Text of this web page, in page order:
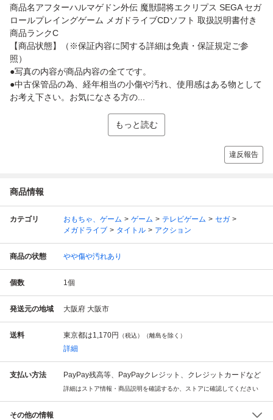
商品名アフターハルマゲドン外伝 魔獣闘将エクリプス SEGA セガ
ロールプレイングゲーム メガドライブCDソフト 取扱説明書付き
商品ランクC
【商品状態】（※保証内容に関する詳細は免責・保証規定ご参
照）
●写真の内容が商品内容の全てです。
●中古保管品の為、経年相当の小傷や汚れ、使用感はある物として
お考え下さい。お気になさる方の...
もっと読む
違反報告
商品情報
カテゴリ おもちゃ、ゲーム ゲーム テレビゲーム
セガ
メガドライブ
タイトル アクション
商品の状態 やや傷や汚れあり
個数 1個
発送元の地域 大阪府 大阪市
送料 東京都は1,170円 （税込）（離島を除く）
詳細
支払い方法 PayPay残高等、PayPayクレジット、クレジットカードなど
詳細はストア情報・商品説明を確認するか、ストアに確認してください
その他の情報